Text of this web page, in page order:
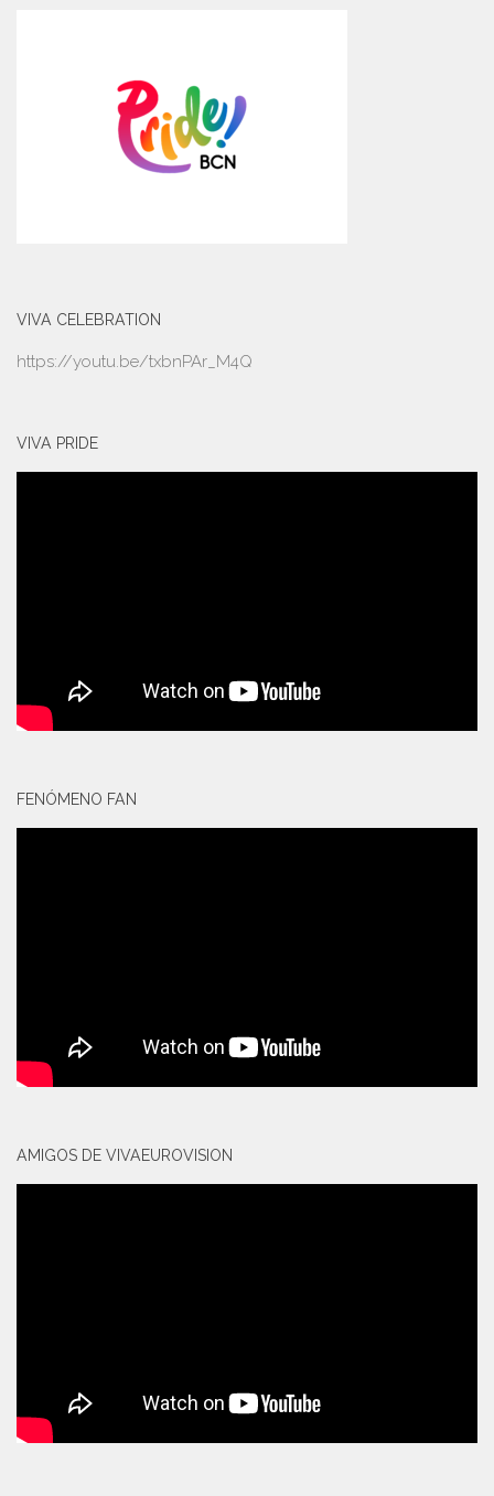
VIVA CELEBRATION
https://youtu.be/txbnPAr_M4Q
VIVA PRIDE
FENÓMENO FAN
AMIGOS DE VIVAEUROVISION